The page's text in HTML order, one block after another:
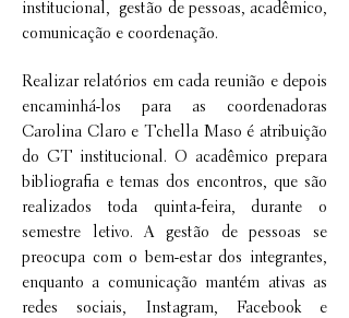
institucional, gestão de pessoas, acadêmico,
comunicação e coordenação.
Realizar relatórios em cada reunião e depois
encaminhá-los para as coordenadoras
Carolina Claro e Tchella Maso é atribuição
do GT institucional. O acadêmico prepara
bibliografia e temas dos encontros, que são
realizados toda quinta-feira, durante o
semestre letivo. A gestão de pessoas se
preocupa com o bem-estar dos integrantes,
enquanto a comunicação mantém ativas as
redes sociais, Instagram, Facebook e